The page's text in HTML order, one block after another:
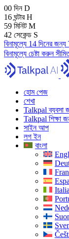
00 দিনD
16 ঘন্টারH
59 মিনিটM
41 সেকেন্ড S
বিনামূল্যে 14 দিনের
বিনামূল্যে চেষ্টা করুন
হোম পেজ
শেখা
Talkpal ব্যবসা
Talkpal শিক্ষা
সাইন আপ
লগ ইন
বাংলা